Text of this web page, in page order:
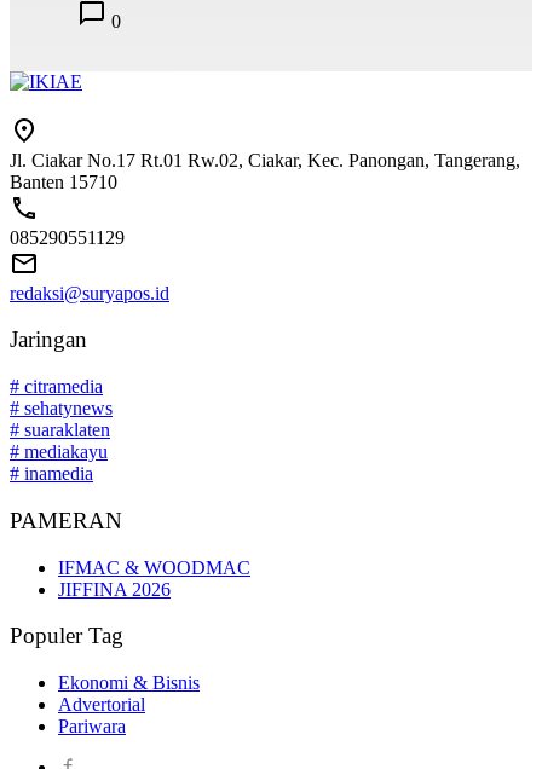
0
Jl. Ciakar No.17 Rt.01 Rw.02, Ciakar, Kec. Panongan, Tangerang,
Banten 15710
085290551129
redaksi@suryapos.id
Jaringan
# citramedia
# sehatynews
# suaraklaten
# mediakayu
# inamedia
PAMERAN
IFMAC & WOODMAC
JIFFINA 2026
Populer Tag
Ekonomi & Bisnis
Advertorial
Pariwara